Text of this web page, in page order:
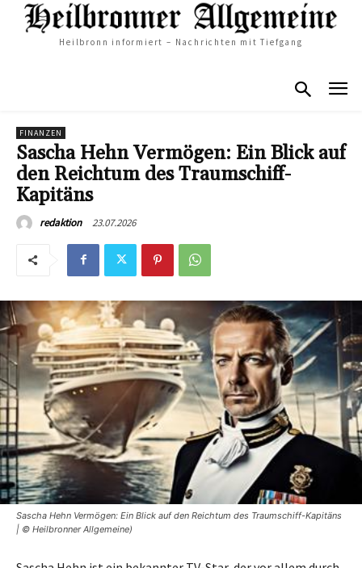
Heilbronn informiert – Nachrichten mit Tiefgang
FINANZEN
Sascha Hehn Vermögen: Ein Blick auf
den Reichtum des Traumschiff-
Kapitäns
redaktion 23.07.2026
Sascha Hehn Vermögen: Ein Blick auf den Reichtum des Traumschiff-Kapitäns
| © Heilbronner Allgemeine)